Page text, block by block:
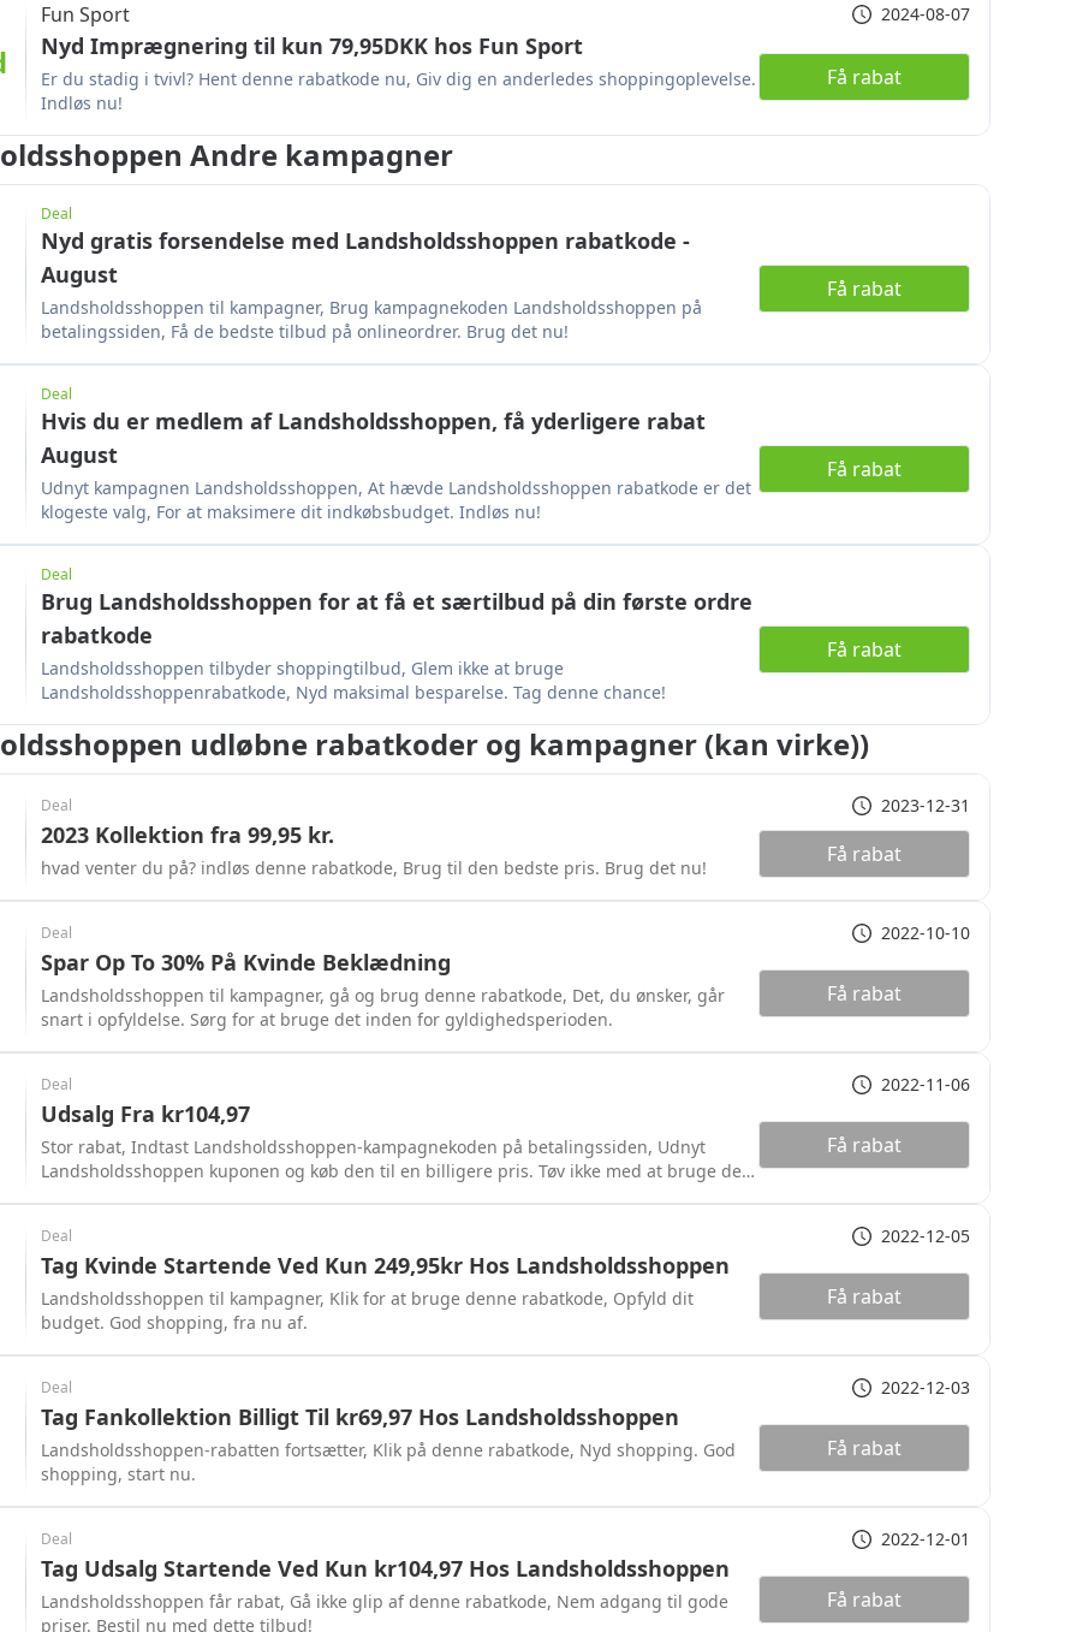
Fun Sport 2024-08-07
Nyd Imprægnering til kun 79,95DKK hos Fun Sport
Er du stadig i tvivl? Hent denne rabatkode nu, Giv dig en anderledes shoppingoplevelse.
Indløs nu!
Få rabat
Andre kampagner
Deal
Nyd gratis forsendelse med Landsholdsshoppen rabatkode -
August
Landsholdsshoppen til kampagner, Brug kampagnekoden Landsholdsshoppen på
betalingssiden, Få de bedste tilbud på onlineordrer. Brug det nu!
Få rabat
Deal
Hvis du er medlem af Landsholdsshoppen, få yderligere rabat
August
Udnyt kampagnen Landsholdsshoppen, At hævde Landsholdsshoppen rabatkode er det
klogeste valg, For at maksimere dit indkøbsbudget. Indløs nu!
Få rabat
Deal
Brug Landsholdsshoppen for at få et særtilbud på din første ordre
rabatkode
Landsholdsshoppen tilbyder shoppingtilbud, Glem ikke at bruge
Landsholdsshoppenrabatkode, Nyd maksimal besparelse. Tag denne chance!
Få rabat
udløbne rabatkoder og kampagner (kan virke))
Deal 2023-12-31
2023 Kollektion fra 99,95 kr.
hvad venter du på? indløs denne rabatkode, Brug til den bedste pris. Brug det nu!
Få rabat
Deal 2022-10-10
Spar Op To 30% På Kvinde Beklædning
Landsholdsshoppen til kampagner, gå og brug denne rabatkode, Det, du ønsker, går
snart i opfyldelse. Sørg for at bruge det inden for gyldighedsperioden.
Få rabat
Deal 2022-11-06
Udsalg Fra kr104,97
Stor rabat, Indtast Landsholdsshoppen-kampagnekoden på betalingssiden, Udnyt
Landsholdsshoppen kuponen og køb den til en billigere pris. Tøv ikke med at bruge det
Få rabat
Deal 2022-12-05
Tag Kvinde Startende Ved Kun 249,95kr Hos Landsholdsshoppen
Landsholdsshoppen til kampagner, Klik for at bruge denne rabatkode, Opfyld dit
budget. God shopping, fra nu af.
Få rabat
Deal 2022-12-03
Tag Fankollektion Billigt Til kr69,97 Hos Landsholdsshoppen
Landsholdsshoppen-rabatten fortsætter, Klik på denne rabatkode, Nyd shopping. God
shopping, start nu.
Få rabat
Deal 2022-12-01
Tag Udsalg Startende Ved Kun kr104,97 Hos Landsholdsshoppen
Landsholdsshoppen får rabat, Gå ikke glip af denne rabatkode, Nem adgang til gode
priser. Bestil nu med dette tilbud!
Få rabat